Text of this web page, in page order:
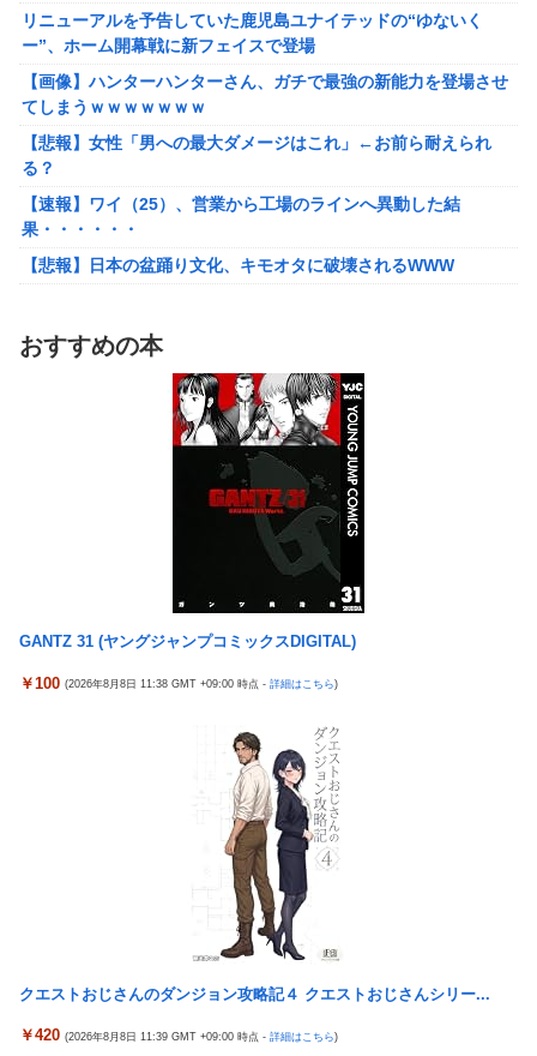
フリマ民「あと500円値下げ出来ませんか」ワイ「ほ～い購入
ｗ」
【動画】甲子園の女性審判、大誤審で炎上
【画像】女さん、ミニ過ぎる浴衣を着た写真を投稿して叩かれる
ｗｗｗｗ
【悲報】坂口杏里を家に住ませてあげた結果ｗｗｗｗ
【朗報】Vtuber界、新たなる『弱男の姫』が爆誕ｗｗｗｗｗｗｗ
ｗｗｗｗ
【悲報】30代女性「クソッ！特殊詐欺でお金取られた…」
「FF10の名シーン」←思い浮かべたもの
台風13号のルート、ほぼ確定する
TBS新人アナ ブラチラ、お尻くっきり、Y字開脚！！
【重音テト】コナミデフォルメフィギュア「重音テト 通常衣装
Ver.」「重音テト SV衣装Ver.」【彩色原型公開】
ホビーサクラ「真の点P 私服Ver.」美少女フィギュア【予約開
【宇崎ちゃんは遊びたい！】BiCute Bunnies Figure「宇崎花」
「宇崎月」メタリックパープルver. プライズフィギュア【ラウン
ドワン限定で展開決定】
だわ！
【艦これ】ひみつの通り道 他
【艦これ】ナマケモノアガノウサギ 他
海外「日本は戦勝国なんだよ」 戦後の日本人の特別な生き様に各
【画像】居酒屋さん、6人で長居して会計4939円しか使わない客
にお気持ち表明してしまう←コレどっちが悪いんや？？？？？？
女芸人の吉住さん（36）メイクしたら普通に美人の部類だったと
判明ｗｗｗｗｗｗｗｗｗ
【悲報】チーター、無理矢理カメラを設置されてしょんぼり顔
リニューアルを予告していた鹿児島ユナイテッドの“ゆないく
ー”、ホーム開幕戦に新フェイスで登場
【画像】ハンターハンターさん、ガチで最強の新能力を登場させ
てしまうｗｗｗｗｗｗｗ
【悲報】女性「男への最大ダメージはこれ」←お前ら耐えられ
る？
【速報】ワイ（25）、営業から工場のラインへ異動した結
果・・・・・・
【悲報】日本の盆踊り文化、キモオタに破壊されるWWW
【艦これ】でもイベントのたびに思うんだ 空母機動部隊ってクソ
【艦これ】ひみつの通り道 他
【艦これ】ナマケモノアガノウサギ 他
ジャングリア沖縄「3万円です」←ディズニー超えの強気価格ｗ
佐藤二朗、橋本愛との騒動で主演映画が完全白紙へｗｗｗｗｗ
ひろゆき「出馬する気ないから話さなかった」妻「それでも不誠
実だろ」→離婚協議へｗｗｗｗｗ
大竹しのぶ「戦争放棄の国であり続けよう」←この投稿が話題に
【悲報】瀬戸環奈がスタイルよすぎて一般男性が隣に並ぶとチン
女芸人の吉住さん（36）メイクしたら普通に美人の部類だったと
大竹しのぶ「戦争放棄の国であり続けよう」←この投稿が話題に
倉木しおりアリスJAPAN8月新作「先っぽだけなら浮気じゃない
よ？イケないギリギリの焦らし責めに屈し膣奥深ハメ浮気」理性
【虹ヶ咲】「夏はせつ泣き」がキャッチコピーの映画【ラブライ
隣の臭デブキング貧乏揺すり背中のけぞりキョロ厨カンスケデブ
おすすめの本
GANTZ 31 (ヤングジャンプコミックスDIGITAL)
￥100 (2026年8月8日 11:38 GMT +09:00 時点 - 詳細はこちら)
クエストおじさんのダンジョン攻略記４ クエストおじさんシリー...
￥420 (2026年8月8日 11:39 GMT +09:00 時点 - 詳細はこちら)